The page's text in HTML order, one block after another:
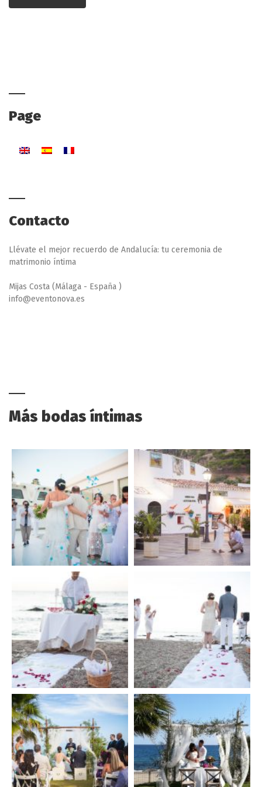
Page
Contacto
Llévate el mejor recuerdo de Andalucía: tu ceremonia de
matrimonio íntima
Mijas Costa (Málaga - España )
info@eventonova.es
Más bodas íntimas